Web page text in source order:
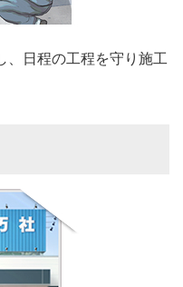
、日程の工程を守り施工